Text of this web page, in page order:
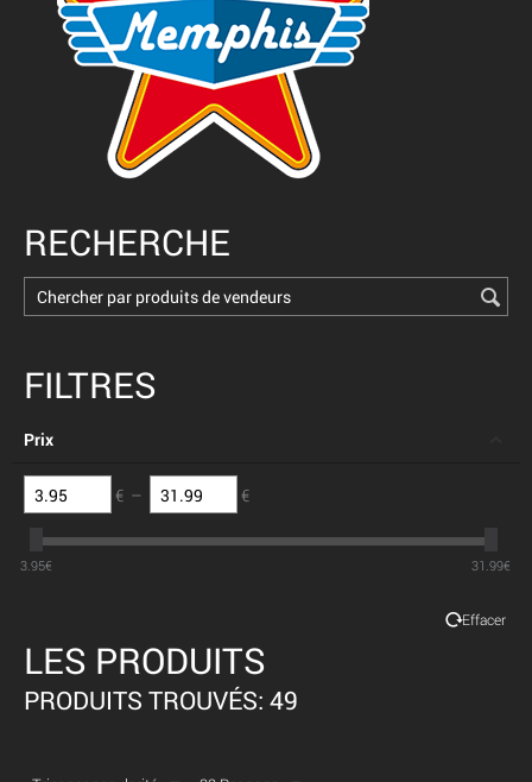
RECHERCHE
FILTRES
Prix
€ – €
3.95€ 31.99€
Effacer
LES PRODUITS
PRODUITS TROUVÉS: 49